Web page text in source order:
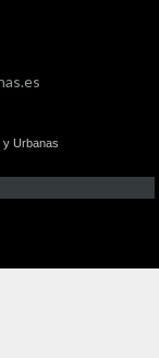
y Urbanas